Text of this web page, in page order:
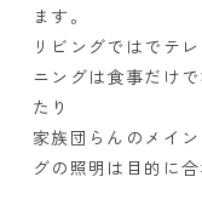
ます。
リビングではでテ
ニングは食事だけ
たり
家族団らんのメイ
グの照明は目的に